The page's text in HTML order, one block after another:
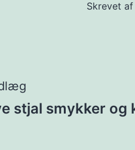
Skrevet af
stjal smykker og